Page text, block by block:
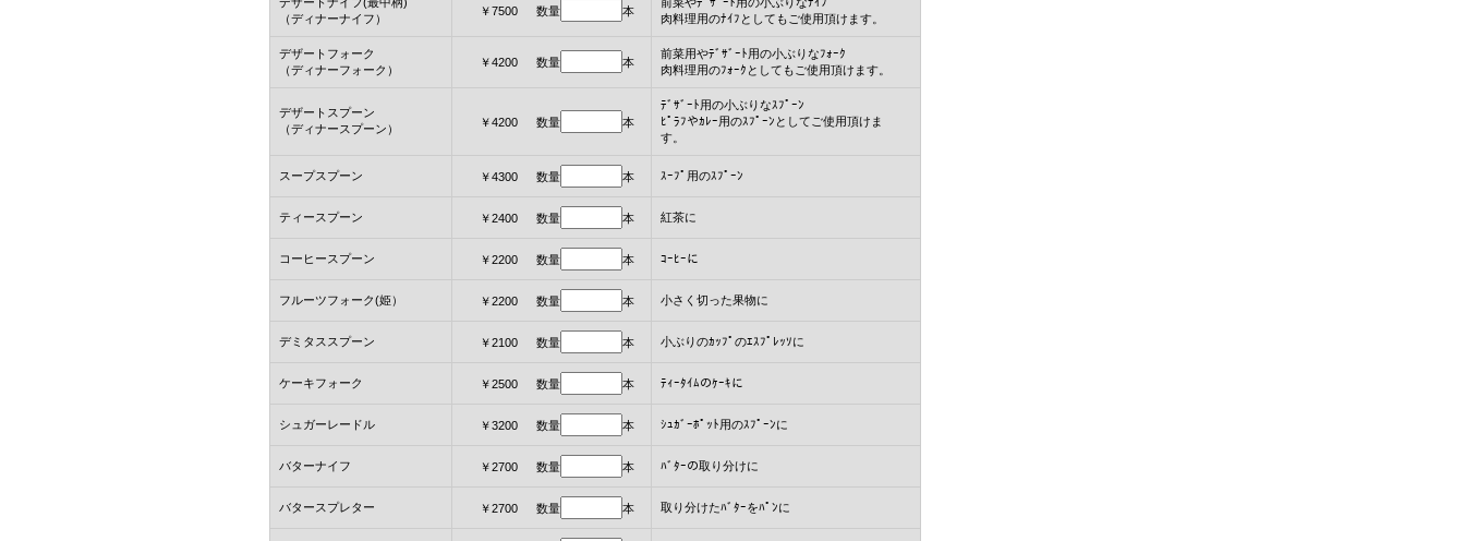
（ディナーナイフ）
￥7500 数量 本
肉料理用のﾅｲﾌとしてもご使用頂けます。
デザートフォーク
（ディナーフォーク）
￥4200 数量 本
前菜用やﾃﾞｻﾞｰﾄ用の小ぶりなﾌｫｰｸ
肉料理用のﾌｫｰｸとしてもご使用頂けます。
デザートスプーン
（ディナースプーン）
￥4200 数量 本
ﾃﾞｻﾞｰﾄ用の小ぶりなｽﾌﾟｰﾝ
ﾋﾟﾗﾌやｶﾚｰ用のｽﾌﾟｰﾝとしてご使用頂けま
す。
スープスプーン ￥4300 数量 本 ｽｰﾌﾟ用のｽﾌﾟｰﾝ
ティースプーン ￥2400 数量 本 紅茶に
コーヒースプーン ￥2200 数量 本 ｺｰﾋｰに
フルーツフォーク(姫） ￥2200 数量 本 小さく切った果物に
デミタススプーン ￥2100 数量 本 小ぶりのｶｯﾌﾟのｴｽﾌﾟﾚｯｿに
ケーキフォーク ￥2500 数量 本 ﾃｨｰﾀｲﾑのｹｰｷに
シュガーレードル ￥3200 数量 本 ｼｭｶﾞｰﾎﾟｯﾄ用のｽﾌﾟｰﾝに
バターナイフ ￥2700 数量 本 ﾊﾞﾀｰの取り分けに
バタースプレター ￥2700 数量 本 取り分けたﾊﾞﾀｰをﾊﾟﾝに